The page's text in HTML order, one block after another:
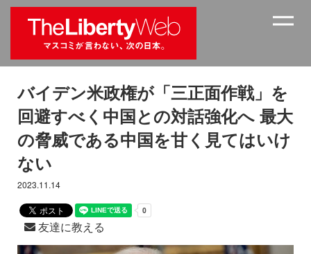
バイデン米政権が「三正面作戦」を
回避すべく中国との対話強化へ 最大
の脅威である中国を甘く見てはいけ
ない
2023.11.14
友達に教える